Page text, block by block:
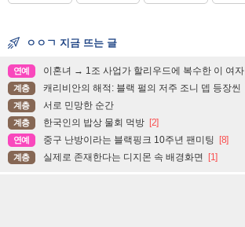
ㅇㅇㄱ 지금 뜨는 글
연예 이혼녀 → 1조 사업가 할리우드에 복수한 이 여자
계층 캐리비안의 해적: 블랙 펄의 저주 조니 뎁 등장씬
계층 서로 민망한 순간
계층 한국인의 밥상 물회 먹방 [2]
연예 중구 난방이라는 블랙핑크 10주년 팬미팅 [8]
계층 실제로 존재한다는 디지몬 속 배경화면 [1]